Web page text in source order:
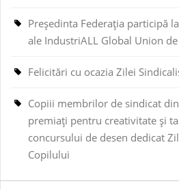
Președinta Federația participă
ale IndustriALL Global Union de
Felicitări cu ocazia Zilei
Copiii membrilor de sindicat din
premiați pentru creativitate și
concursului de desen dedicat
Copilului